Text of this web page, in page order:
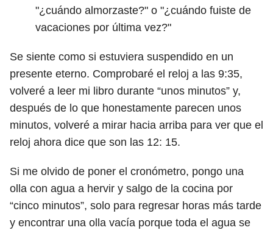
"¿cuándo almorzaste?" o "¿cuándo fuiste de
vacaciones por última vez?"
Se siente como si estuviera suspendido en un
presente eterno. Comprobaré el reloj a las 9:35,
volveré a leer mi libro durante “unos minutos” y,
después de lo que honestamente parecen unos
minutos, volveré a mirar hacia arriba para ver que el
reloj ahora dice que son las 12: 15.
Si me olvido de poner el cronómetro, pongo una
olla con agua a hervir y salgo de la cocina por
“cinco minutos”, solo para regresar horas más tarde
y encontrar una olla vacía porque toda el agua se